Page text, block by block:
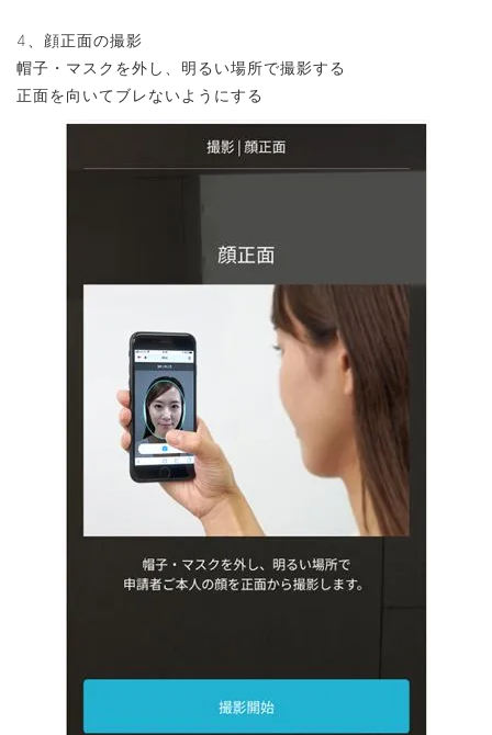
4、顔正面の撮影
帽子・マスクを外し、明るい場所で撮影する
正面を向いてブレないようにする